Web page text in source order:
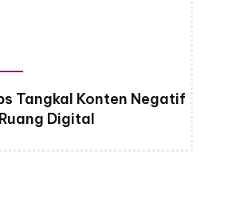
Tangkal Konten Negatif
Digital